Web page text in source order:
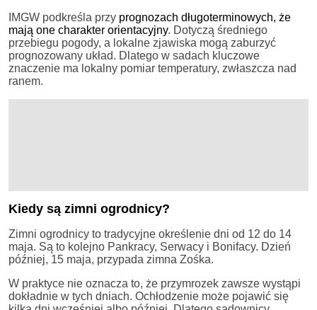
IMGW podkreśla przy prognozach długoterminowych, że
mają one charakter orientacyjny. Dotyczą średniego
przebiegu pogody, a lokalne zjawiska mogą zaburzyć
prognozowany układ. Dlatego w sadach kluczowe
znaczenie ma lokalny pomiar temperatury, zwłaszcza nad
ranem.
Kiedy są zimni ogrodnicy?
Zimni ogrodnicy to tradycyjne określenie dni od 12 do 14
maja. Są to kolejno Pankracy, Serwacy i Bonifacy. Dzień
później, 15 maja, przypada zimna Zośka.
W praktyce nie oznacza to, że przymrozek zawsze wystąpi
dokładnie w tych dniach. Ochłodzenie może pojawić się